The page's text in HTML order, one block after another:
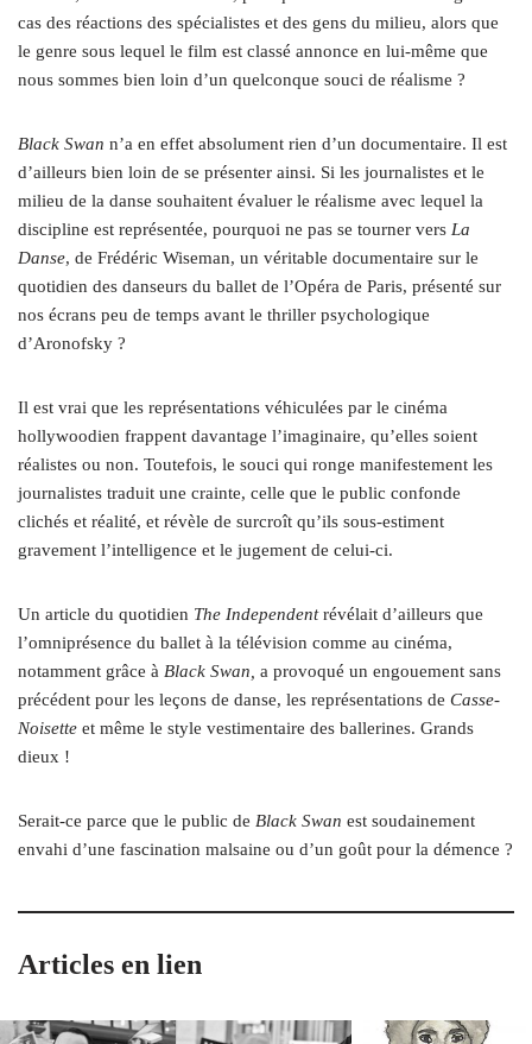
cas des réactions des spécialistes et des gens du milieu, alors que
le genre sous lequel le film est classé annonce en lui-même que
nous sommes bien loin d’un quelconque souci de réalisme ?
Black Swan n’a en effet absolument rien d’un documentaire. Il est
d’ailleurs bien loin de se présenter ainsi. Si les journalistes et le
milieu de la danse souhaitent évaluer le réalisme avec lequel la
discipline est représentée, pourquoi ne pas se tourner vers La
Danse, de Frédéric Wiseman, un véritable documentaire sur le
quotidien des danseurs du ballet de l’Opéra de Paris, présenté sur
nos écrans peu de temps avant le thriller psychologique
d’Aronofsky ?
Il est vrai que les représentations véhiculées par le cinéma
hollywoodien frappent davantage l’imaginaire, qu’elles soient
réalistes ou non. Toutefois, le souci qui ronge manifestement les
journalistes traduit une crainte, celle que le public confonde
clichés et réalité, et révèle de surcroît qu’ils sous-estiment
gravement l’intelligence et le jugement de celui-ci.
Un article du quotidien The Independentrévélait d’ailleurs que
l’omniprésence du ballet à la télévision comme au cinéma,
notamment grâce à Black Swan, a provoqué un engouement sans
précédent pour les leçons de danse, les représentations de Casse-
Noisette et même le style vestimentaire des ballerines. Grands
dieux !
Serait-ce parce que le public de Black Swan est soudainement
envahi d’une fascination malsaine ou d’un goût pour la démence ?
Articles en lien